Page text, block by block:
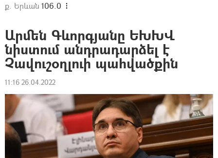
ք. Երևան 106.0
Արմեն Գևորգյանը ԵԽԽՎ
նիստում անդրադարձել է
Չավուշօղլուի պահվածքին
11:16 26.04.2022